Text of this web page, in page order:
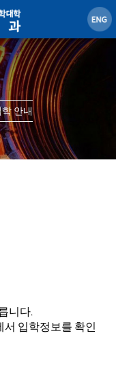
학 안내
니다.
입학정보를 확인